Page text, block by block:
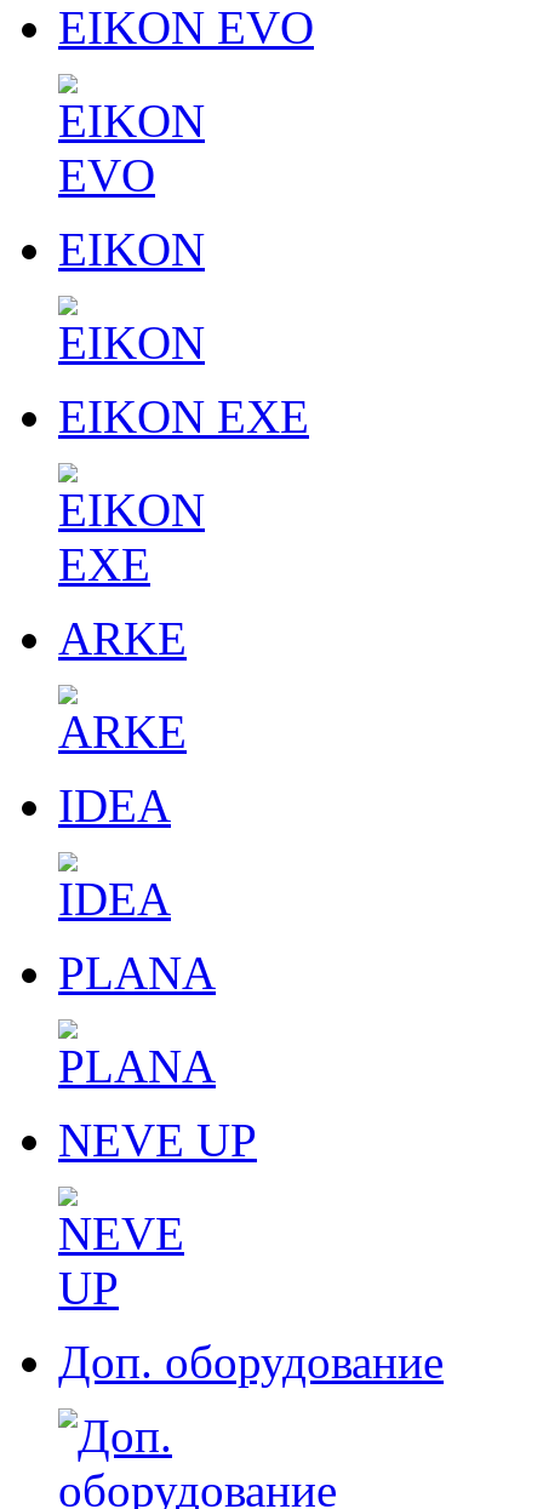
EIKON EVO
EIKON
EIKON EXE
ARKE
IDEA
PLANA
NEVE UP
Доп. оборудование